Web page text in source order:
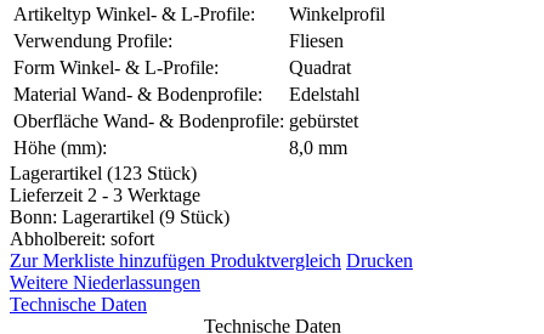
Artikeltyp Winkel- & L-Profile:
Winkelprofil
Verwendung Profile:
Fliesen
Form Winkel- & L-Profile:
Quadrat
Material Wand- & Bodenprofile:
Edelstahl
Oberfläche Wand- & Bodenprofile: gebürstet
Höhe (mm):
8,0 mm
Lagerartikel (123 Stück)
Lieferzeit 2 - 3 Werktage
Bonn: Lagerartikel (9 Stück)
Abholbereit: sofort
Zur Merkliste hinzufügen Produktvergleich Drucken
Weitere Niederlassungen
Technische Daten
Technische Daten